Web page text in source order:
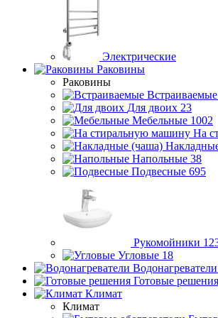
Электрические
Раковины
Раковины
Встраиваемые
Для двоих 23
Мебельные 1002
На
Напольные 38
Подвесные 695
Рукомойники
Угловые 18
Водонагреватели
Готовые решения
Климат
Климат